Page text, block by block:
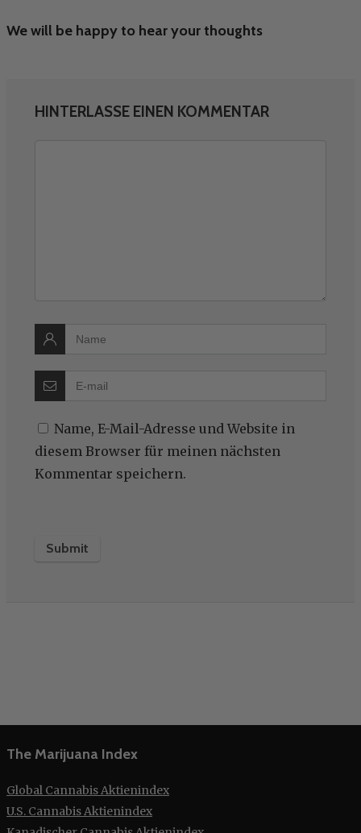
We will be happy to hear your thoughts
HINTERLASSE EINEN KOMMENTAR
Name, E-Mail-Adresse und Website in
diesem Browser für meinen nächsten
Kommentar speichern.
The Marijuana Index
Global Cannabis Aktienindex
U.S. Cannabis Aktienindex